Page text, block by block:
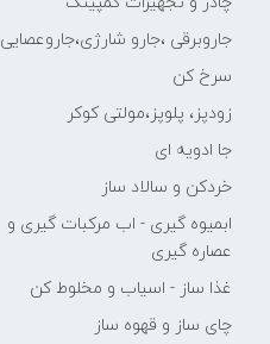
جاروبرقی ،جارو شارژی،جاروعصایی
سرخ کن
زودپز، پلوپز،مولتی کوکر
جا ادویه ای
خردکن و سالاد ساز
ابمیوه گیری - اب مرکبات گیری و
عصاره گیری
غذا ساز - اسیاب و مخلوط کن
چای ساز و قهوه ساز